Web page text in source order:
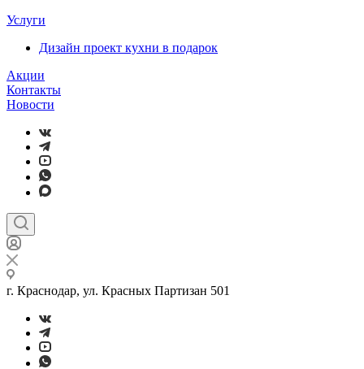
Услуги
Дизайн проект кухни в подарок
Акции
Контакты
Новости
г. Краснодар, ул. Красных Партизан 501